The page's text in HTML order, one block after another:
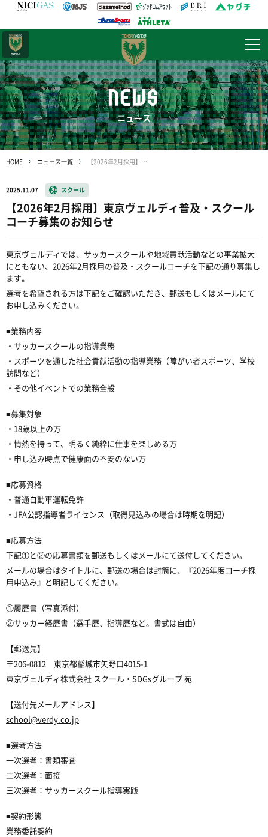
NEWS
ニュース
HOME ニュース一覧 【2026年2月採用】東京ヴェルディ普及・スクールコーチ募集のお知らせ
2025.11.07 スクール
【2026年2月採用】東京ヴェルディ普及・スクール
コーチ募集のお知らせ
東京ヴェルディでは、サッカースクールや地域貢献活動などの事業拡大
にともない、2026年2月採用の普及・スクールコーチを下記の通り募集し
ます。
選考を希望される方は下記をご確認いただき、郵送もしくはメールにて
お申し込みください。
■業務内容
・サッカースクールの指導業務
・スポーツを通した社会貢献活動の指導業務（障がい者スポーツ、学校
訪問など）
・その他イベントでの業務全般
■募集対象
・18歳以上の方
・情熱を持って、明るく純粋に仕事を楽しめる方
・申し込み時点で健康面の不安のない方
■応募資格
・普通自動車運転免許
・JFA公認指導者ライセンス（取得見込みの場合は時期を明記）
■応募方法
下記①と②の応募書類を郵送もしくはメールにて送付してください。
メールの場合はタイトルに、郵送の場合は封筒に、『2026年度コーチ採
用申込み』と明記してください。
①履歴書（写真添付）
②サッカー経歴書（選手歴、指導歴など。書式は自由）
【郵送先】
〒206-0812 東京都稲城市矢野口4015-1
東京ヴェルディ株式会社 スクール・SDGsグループ 宛
【送付先メールアドレス】
school@verdy.co.jp
■選考方法
一次選考：書類審査
二次選考：面接
三次選考：サッカースクール指導実践
■契約形態
業務委託契約